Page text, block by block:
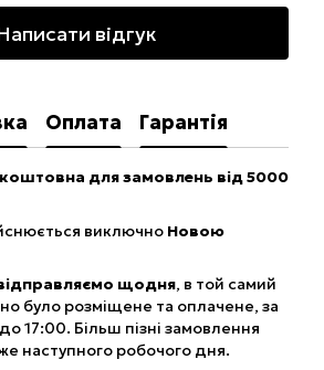
відгук
Оплата Гарантія
для замовлень від 5000
виключно Новою
щодня, в той самий
було розміщене та оплачене, за
17:00. Більш пізні замовлення
наступного робочого дня.